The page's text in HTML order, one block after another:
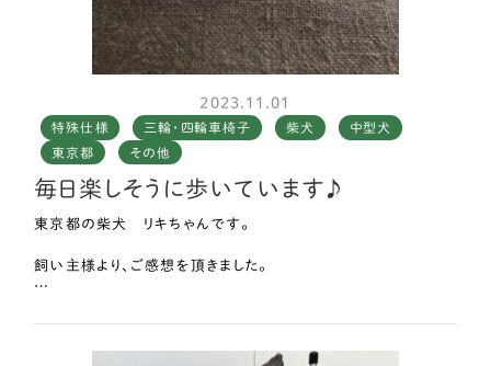
2023.11.01
特殊仕様 三輪・四輪車椅子 柴犬
中型犬
東京都
その他
毎日楽しそうに歩いています♪
東京都の柴犬 リキちゃんです。
飼い主様より、ご感想を頂きました。
歩きたいのに歩けない、頭を上げてはゴンと床にぶつけ、悔しそ
うにもがき、助けを呼ぶようになりました。